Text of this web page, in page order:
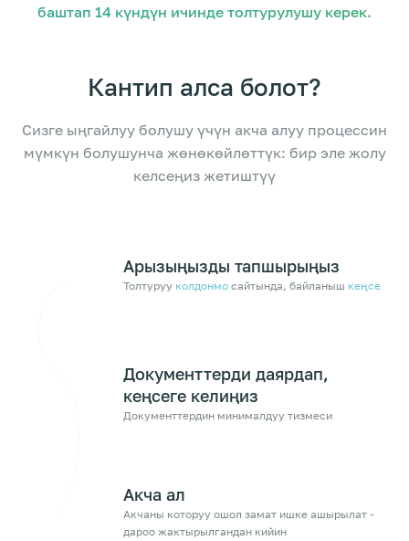
баштап 14 күндүн ичинде толтурулушу керек.
Кантип алса болот?
Сизге ыңгайлуу болушу үчүн акча алуу процессин
мүмкүн болушунча жөнөкөйлөттүк: бир эле жолу
келсеңиз жетиштүү
Арызыңызды тапшырыңыз
Толтуруу колдонмо сайтында, байланыш кеңсе
Документтерди даярдап,
кеңсеге келиңиз
Документтердин минималдуу тизмеси
Акча ал
Акчаны которуу ошол замат ишке ашырылат -
дароо жактырылгандан кийин